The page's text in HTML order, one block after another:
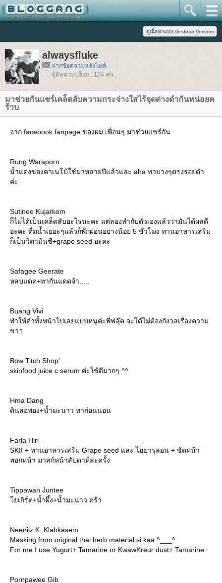
alwaysfluke
ฝากข้อความหลังไมค์
ผู้ติดตามบล็อก : 124 คน
มาช่วยกันแชร์เคล็ดลับความกระจ่างใสไร้จุดด่างดำกันหน่อยค
ร้าบ
จาก facebook fanpage ของผม เพื่อนๆ มาช่วยแชร์กัน
Rung Waraporn
น้ำแดงของคาเนโบ้ใช้มาหลายปีแล้วและ aha ทาบางๆตรงรอยดำ
ค่ะ
Sutinee Kujarkom
ก็ไม่ได้เป็นเคล็ดลับอะไรนะคะ แต่ลองทำกับตัวเองแล้วว่ามันได้ผลดี
อะคะ ดื่มน้ำเยอะๆแล้วก็พักผ่อนอย่างน้อย 5 ชั่วโมง ทานอาหารเสริม
ก็เป็นวิตามินซี+grape seed อะคะ
Safagee Geerate
หลบแดด+ทากันแดดจ้า.....
Buang Vivi
ทำให้ดำทั้งหน้าไปเลยแบบหนูค่ะพี่ฟลุ๊ค จะได้ไม่ต้องกังวลเรื่องความ
ขาว
Bow Titch Shop'
skinfood juice c serum ค่ะใช้ดีมากๆ ^^
Hma Dang
ดินสอพอง+น้ำมะนาว ทาก่อนนอน
Farla Hiri
SKII + ทานอาหารเสริม Grape seed และ ไฮยารุลอน + ขัดหน้า
พอกหน้า มาสก์หน้าสัปดาห์ละครั้ง
Tippawan Juntee
เกิร์ต+น้ำผึ้ง+น้ำมะนาว คร้า
Neeniiz K. Klabkasem
Masking from original thai herb material si kaa ^___^
For me I use Yugurt+ Tamarine or KwawKreur dust+ Tamarine
Pornpawee Gib